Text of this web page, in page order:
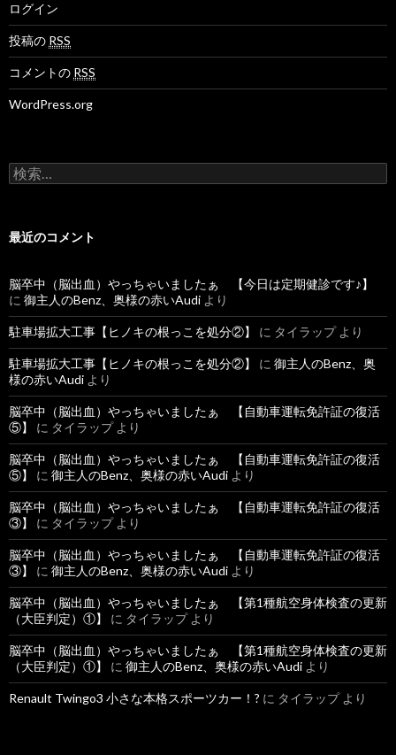
ログイン
投稿の RSS
コメントの RSS
WordPress.org
検
索
最近のコメント
脳卒中（脳出血）やっちゃいましたぁ 【今日は定期健診です♪】
に 御主人のBenz、奥様の赤いAudi より
駐車場拡大工事【ヒノキの根っこを処分②】 に タイラップより
駐車場拡大工事【ヒノキの根っこを処分②】 に 御主人のBenz、奥
様の赤いAudi より
脳卒中（脳出血）やっちゃいましたぁ 【自動車運転免許証の復活
⑤】
に タイラップより
脳卒中（脳出血）やっちゃいましたぁ 【自動車運転免許証の復活
⑤】
に 御主人のBenz、奥様の赤いAudi より
脳卒中（脳出血）やっちゃいましたぁ 【自動車運転免許証の復活
③】
に タイラップより
脳卒中（脳出血）やっちゃいましたぁ 【自動車運転免許証の復活
③】
に 御主人のBenz、奥様の赤いAudi より
脳卒中（脳出血）やっちゃいましたぁ 【第1種航空身体検査の更新
（大臣判定）①】
に タイラップより
脳卒中（脳出血）やっちゃいましたぁ 【第1種航空身体検査の更新
（大臣判定）①】
に 御主人のBenz、奥様の赤いAudi より
Renault Twingo3 小さな本格スポーツカー！? に タイラップより